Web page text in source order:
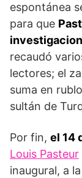
espontánea
para que
recaudó
lectores; el
suma en
sultán de
Por fin, el 14
Louis Pasteur
inaugural, a